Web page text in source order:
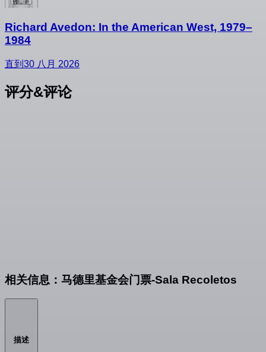
Richard Avedon: In the American West, 1979–
1984
直到30 八月 2026
评分&评论
相关信息：马德里基金会门票-Sala Recoletos
描述